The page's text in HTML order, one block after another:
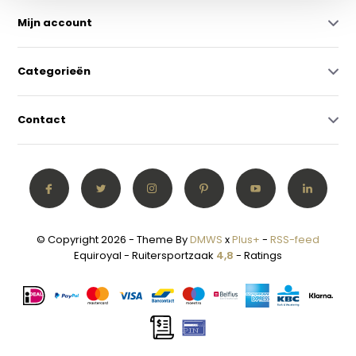
Mijn account
Categorieën
Contact
© Copyright 2026 - Theme ByDMWS xPlus+ - RSS-feed
Equiroyal - Ruitersportzaak 4,8 - Ratings